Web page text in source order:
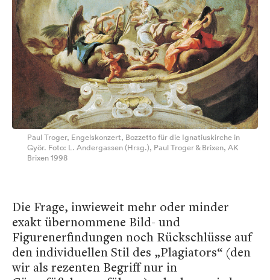
Paul Troger, Engelskonzert, Bozzetto für die Ignatiuskirche in
Györ. Foto: L. Andergassen (Hrsg.), Paul Troger & Brixen, AK
Brixen 1998
Die Frage, inwieweit mehr oder minder
exakt übernommene Bild- und
Figurenerfindungen noch Rückschlüsse auf
den individuellen Stil des „Plagiators“ (den
wir als rezenten Begriff nur in